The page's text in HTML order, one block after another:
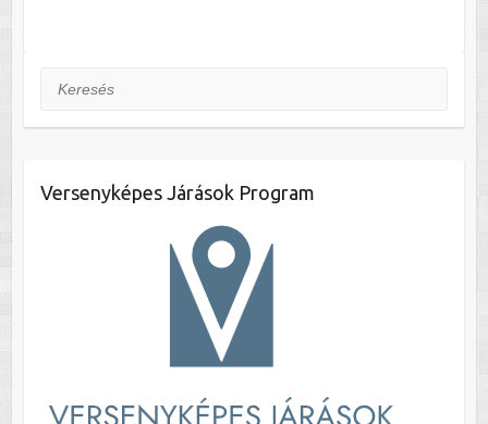
Keresés
Versenyképes Járások Program